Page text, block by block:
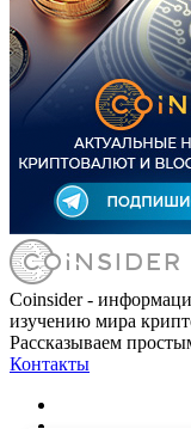
Coinsider -
изучению мира
Рассказываем
Контакты